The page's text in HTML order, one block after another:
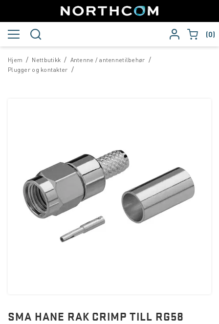
0
/
Hjem /
Nettbutikk /
Antenne / antennetilbehør
/
Plugger og kontakter
SMA HANE RAK CRIMP TILL RG58